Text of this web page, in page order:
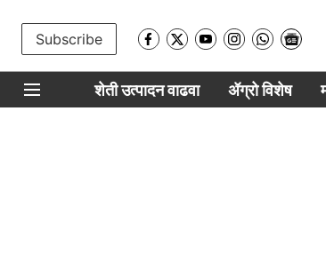
Subscribe
शेती उत्पादन वाढवा ॲग्रो विशेष